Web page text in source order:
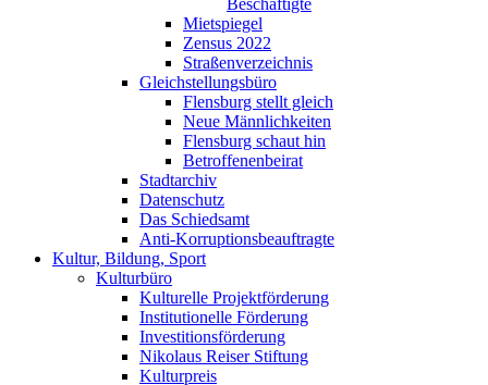
Beschäftigte
Mietspiegel
Zensus 2022
Straßenverzeichnis
Gleichstellungsbüro
Flensburg stellt gleich
Neue Männlichkeiten
Flensburg schaut hin
Betroffenenbeirat
Stadtarchiv
Datenschutz
Das Schiedsamt
Anti-Korruptionsbeauftragte
Kultur, Bildung, Sport
Kulturbüro
Kulturelle Projektförderung
Institutionelle Förderung
Investitionsförderung
Nikolaus Reiser Stiftung
Kulturpreis